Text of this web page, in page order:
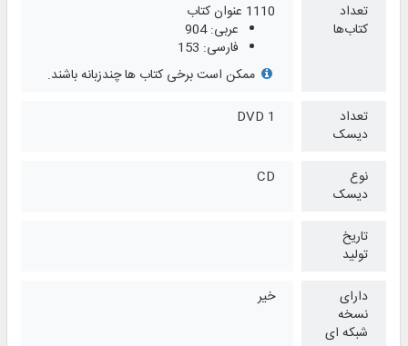
تعداد
کتاب‌ها
1110 عنوان کتاب
عربی: 904
فارسی: 153
ممکن است برخی کتاب ها چندزبانه باشند.
تعداد
دیسک
1 DVD
نوع
دیسک
CD
تاریخ
تولید
دارای
نسخه
شبکه ای
خیر